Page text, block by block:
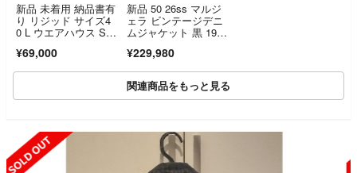
新品 未着用 納品書有
り リジッド サイズ4
0 L ウエアハウス S20
念 大戦 デニム 大
戦 デニム
¥69,000
新品 50 26ss マルジ
ェラ ビンテージデニ
ムジャケット 黒 1943
¥229,980
関連商品をもっと見る